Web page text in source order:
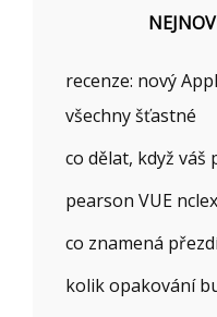
recenze: nový
všechny šťastné
co dělat, když váš
pearson VUE
co znamená
kolik opakování